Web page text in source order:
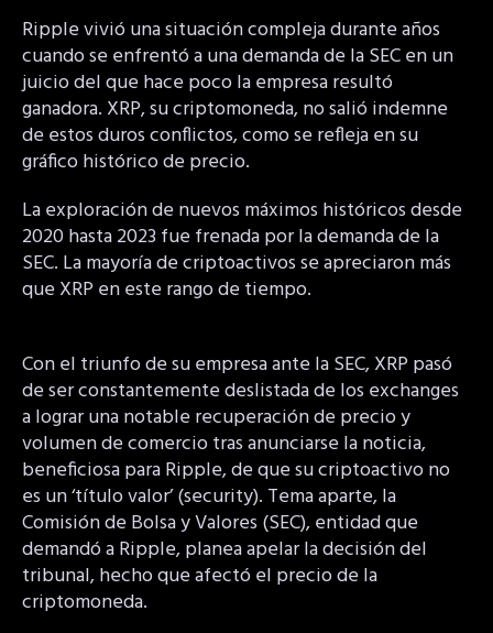
Ripple vivió una situación compleja durante años
cuando se enfrentó a una demanda de la SEC en un
juicio del que hace poco la empresa resultó
ganadora. XRP, su criptomoneda, no salió indemne
de estos duros conflictos, como se refleja en su
gráfico histórico de precio.
La exploración de nuevos máximos históricos desde
2020 hasta 2023 fue frenada por la demanda de la
SEC. La mayoría de criptoactivos se apreciaron más
que XRP en este rango de tiempo.
Con el triunfo de su empresa ante la SEC, XRP pasó
de ser constantemente deslistada de los exchanges
a lograr una notable recuperación de precio y
volumen de comercio tras anunciarse la noticia,
beneficiosa para Ripple, de que su criptoactivo no
es un ‘título valor’ (security). Tema aparte, la
Comisión de Bolsa y Valores (SEC), entidad que
demandó a Ripple, planea apelar la decisión del
tribunal, hecho que afectó el precio de la
criptomoneda.